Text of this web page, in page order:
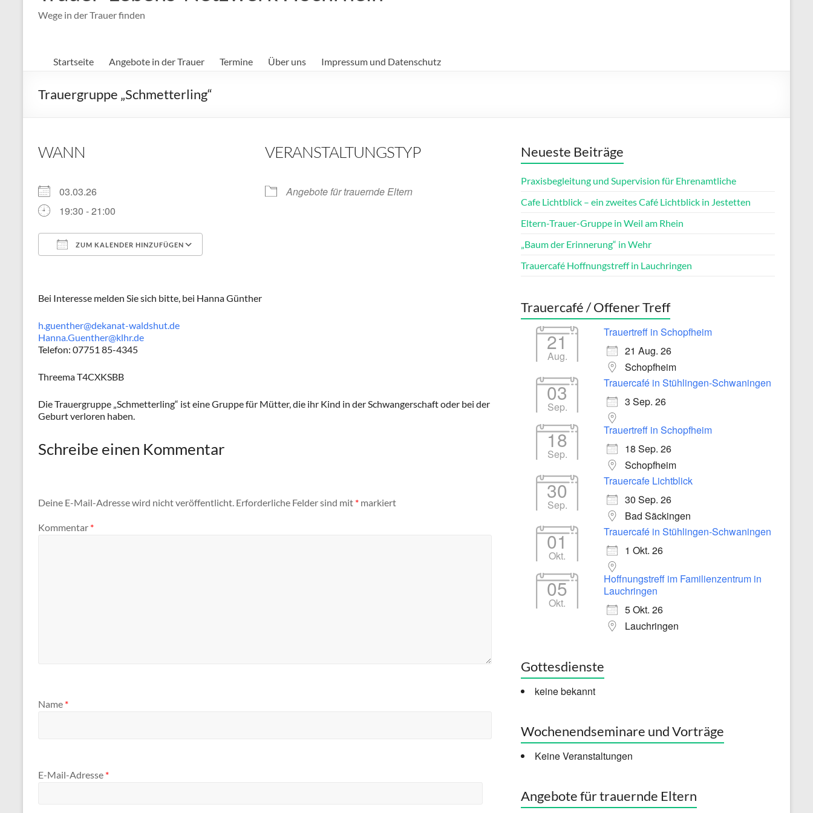
Wege in der Trauer finden
Startseite Angebote in der Trauer Termine Über uns Impressum und Datenschutz
Trauergruppe „Schmetterling“
WANN
03.03.26
19:30 - 21:00
ZUM KALENDER HINZUFÜGEN
Office 365
VERANSTALTUNGSTYP
Angebote für trauernde Eltern
Bei Interesse melden Sie sich bitte, bei Hanna Günther
h.guenther@dekanat-waldshut.de
Hanna.Guenther@klhr.de
Telefon: 07751 85-4345
Threema T4CXKSBB
Die Trauergruppe „Schmetterling“ ist eine Gruppe für Mütter, die ihr Kind in der Schwangerschaft oder bei der
Geburt verloren haben.
Schreibe einen Kommentar
Deine E-Mail-Adresse wird nicht veröffentlicht. Erforderliche Felder sind mit * markiert
Kommentar *
Name *
E-Mail-Adresse *
Neueste Beiträge
Praxisbegleitung und Supervision für Ehrenamtliche
Cafe Lichtblick – ein zweites Café Lichtblick in Jestetten
Eltern-Trauer-Gruppe in Weil am Rhein
„Baum der Erinnerung“ in Wehr
Trauercafé Hoffnungstreff in Lauchringen
Trauercafé / Offener Treff
21
Aug.
Trauertreff in Schopfheim
21 Aug. 26
Schopfheim
03
Sep.
Trauercafé in Stühlingen-Schwaningen
3 Sep. 26
18
Sep.
Trauertreff in Schopfheim
18 Sep. 26
Schopfheim
30
Sep.
Trauercafe Lichtblick
30 Sep. 26
Bad Säckingen
01
Okt.
Trauercafé in Stühlingen-Schwaningen
1 Okt. 26
05
Okt.
Hoffnungstreff im Familienzentrum in
Lauchringen
5 Okt. 26
Lauchringen
Gottesdienste
keine bekannt
Wochenendseminare und Vorträge
Keine Veranstaltungen
Angebote für trauernde Eltern